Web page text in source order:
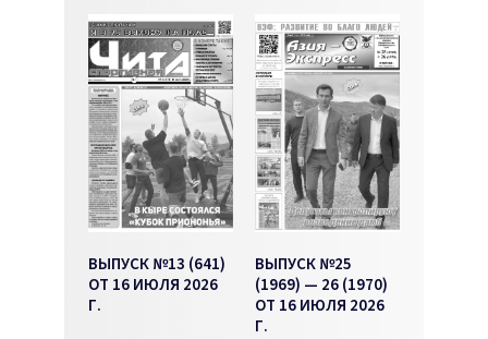
ВЫПУСК №13 (641)
ОТ 16 ИЮЛЯ 2026
Г.
ВЫПУСК №25
(1969) — 26 (1970)
ОТ 16 ИЮЛЯ 2026
Г.